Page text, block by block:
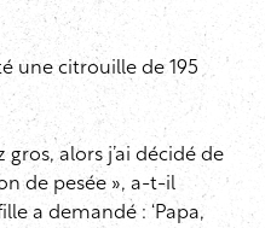
une citrouille de 195
gros, alors j’ai décidé de
de pesée », a-t-il
a demandé : ‘Papa,